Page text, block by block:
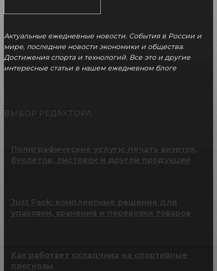
Актуальные ежедневные новости. События в России и
мире, последние новости экономики и общества.
Достижения спорта и технологий. Все это и другие
интересные статьи в нашем ежедневном блоге
Полиграфические услуги: печать визиток,
буклетов, листовок и другой продукции
Just Pack: комплексные решения для
упаковки, хранения и перевозки товаров
Как работает складчина на спортивные
прогнозы